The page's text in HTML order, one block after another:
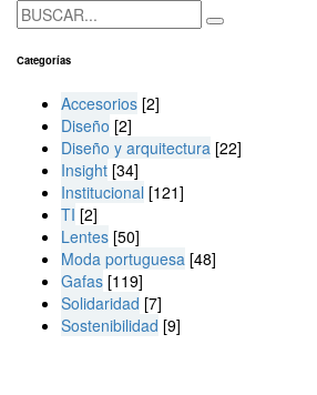
Categorías
Accesorios [2]
Diseño [2]
Diseño y arquitectura [22]
Insight [34]
Institucional [121]
TI [2]
Lentes [50]
Moda portuguesa [48]
Gafas [119]
Solidaridad [7]
Sostenibilidad [9]